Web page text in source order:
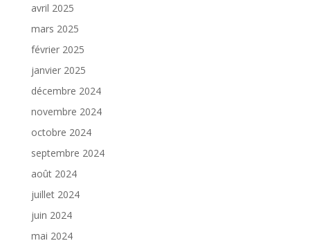
avril 2025
mars 2025
février 2025
janvier 2025
décembre 2024
novembre 2024
octobre 2024
septembre 2024
août 2024
juillet 2024
juin 2024
mai 2024